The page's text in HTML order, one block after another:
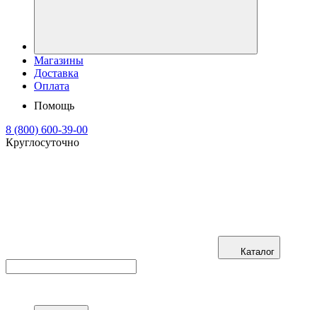
Магазины
Доставка
Оплата
Помощь
8 (800) 600-39-00
Круглосуточно
Каталог